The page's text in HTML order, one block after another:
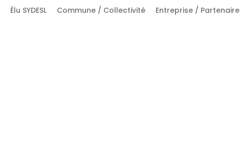
Élu SYDESL Commune / Collectivité Entreprise / Partenaire